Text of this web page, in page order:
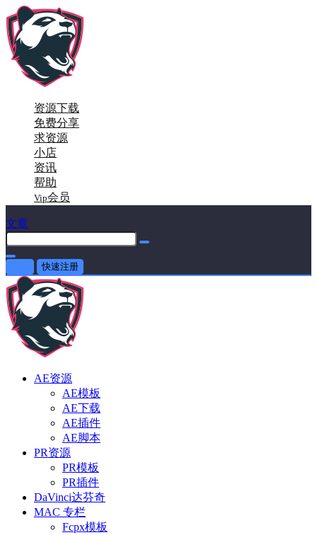
资源下载
免费分享
求资源
小店
资讯
帮助
Vip会员
文章
快速注册
AE资源
AE模板
AE下载
AE插件
AE脚本
PR资源
PR模板
PR插件
DaVinci达芬奇
MAC 专栏
Fcpx模板